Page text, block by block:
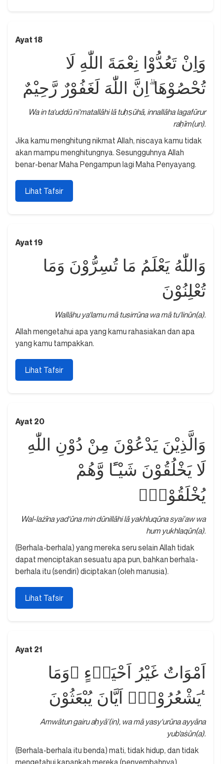
Ayat 18
وَاِنْ تَعُدُّوْا نِعْمَةَ اللّٰهِ لَا
تُحْصُوْهَا ۗاِنَّ اللّٰهَ لَغَفُوْرٌ رَّحِيْمٌ
Wa in ta‘uddū ni‘matallāhi lā tuḥṣūhā, innallāha lagafūrur
raḥīm(un).
Jika kamu menghitung nikmat Allah, niscaya kamu tidak
akan mampu menghitungnya. Sesungguhnya Allah
benar-benar Maha Pengampun lagi Maha Penyayang.
Lihat Tafsir
Ayat 19
وَاللّٰهُ يَعْلَمُ مَا تُسِرُّوْنَ وَمَا
تُعْلِنُوْنَ
Wallāhu ya‘lamu mā tusirrūna wa mā tu‘linūn(a).
Allah mengetahui apa yang kamu rahasiakan dan apa
yang kamu tampakkan.
Lihat Tafsir
Ayat 20
وَالَّذِيْنَ يَدْعُوْنَ مِنْ دُوْنِ اللّٰهِ
لَا يَخْلُقُوْنَ شَيْـًٔا وَّهُمْ
يُخْلَقُوْنَۗ
Wal-lażīna yad‘ūna min dūnillāhi lā yakhluqūna syai'aw wa
hum yukhlaqūn(a).
(Berhala-berhala) yang mereka seru selain Allah tidak
dapat menciptakan sesuatu apa pun, bahkan berhala-
berhala itu (sendiri) diciptakan (oleh manusia).
Lihat Tafsir
Ayat 21
اَمْوَاتٌ غَيْرُ اَحْيَاۤءٍ ۗوَمَا
يَشْعُرُوْنَۙ اَيَّانَ يُبْعَثُوْنَ ࣖ
Amwātun gairu aḥyā'(in), wa mā yasy‘urūna ayyāna
yub‘aṡūn(a).
(Berhala-berhala itu benda) mati, tidak hidup, dan tidak